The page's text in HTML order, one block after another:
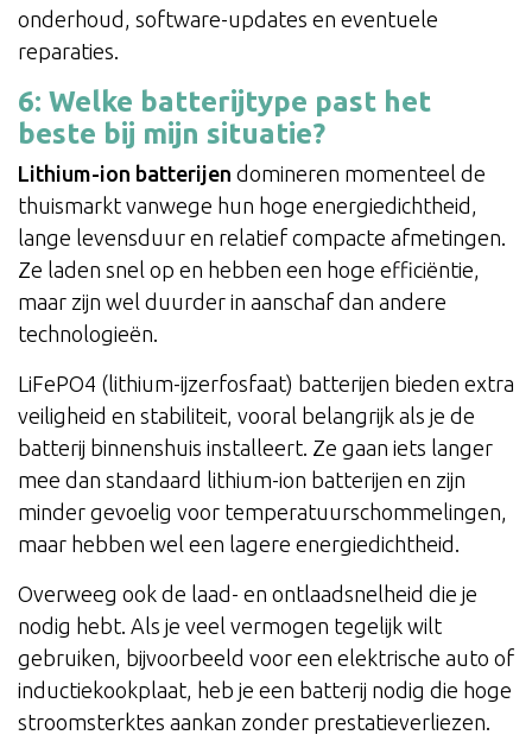
onderhoud, software-updates en eventuele
reparaties.
6: Welke batterijtype past het
beste bij mijn situatie?
Lithium-ion batterijen domineren momenteel de
thuismarkt vanwege hun hoge energiedichtheid,
lange levensduur en relatief compacte afmetingen.
Ze laden snel op en hebben een hoge efficiëntie,
maar zijn wel duurder in aanschaf dan andere
technologieën.
LiFePO4 (lithium-ijzerfosfaat) batterijen bieden extra
veiligheid en stabiliteit, vooral belangrijk als je de
batterij binnenshuis installeert. Ze gaan iets langer
mee dan standaard lithium-ion batterijen en zijn
minder gevoelig voor temperatuurschommelingen,
maar hebben wel een lagere energiedichtheid.
Overweeg ook de laad- en ontlaadsnelheid die je
nodig hebt. Als je veel vermogen tegelijk wilt
gebruiken, bijvoorbeeld voor een elektrische auto of
inductiekookplaat, heb je een batterij nodig die hoge
stroomsterktes aankan zonder prestatieverliezen.